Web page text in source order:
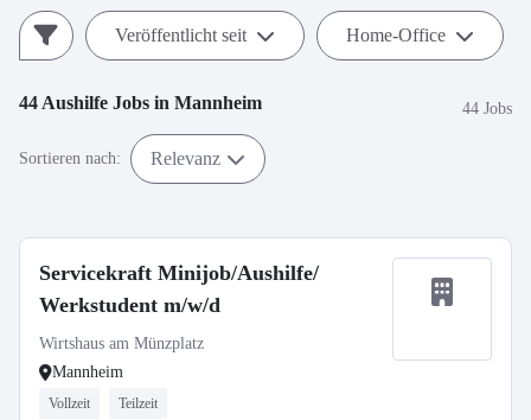
Veröffentlicht seit Home-Office
44 Aushilfe Jobs in Mannheim 44 Jobs
Sortieren nach: Relevanz
Servicekraft Minijob/Aushilfe/
Werkstudent m/w/d
Wirtshaus am Münzplatz
Mannheim
Vollzeit Teilzeit